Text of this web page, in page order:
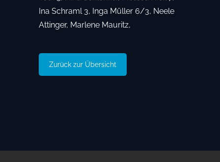
Ina Schraml 3, Inga Müller 6/3, Neele
Attinger, Marlene Mauritz,
Zurück zur Übersicht